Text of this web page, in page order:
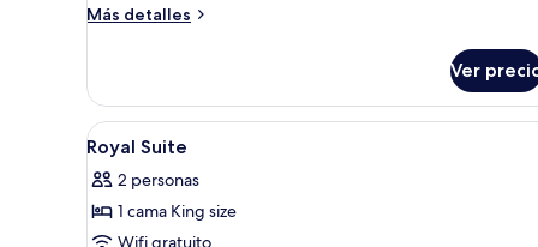
Más detalles
Más
Deluxe
King
Ver
Abrir
todas
las
fotos
Una habitación de hotel con
5
Royal Suite
2 personas
1 cama King size
Wifi gratuito